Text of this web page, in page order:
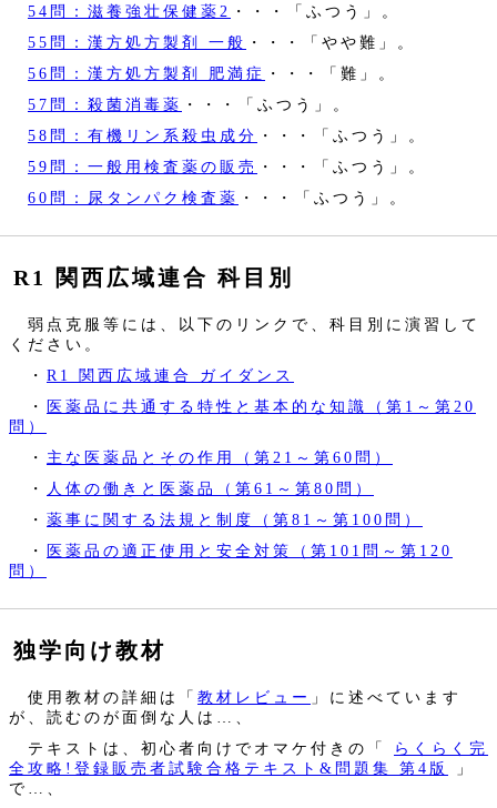
54問：滋養強壮保健薬2
・・・「ふつう」。
55問：漢方処方製剤 一般 ・・・「やや難」。
56問：漢方処方製剤 肥満症
・・・「難」。
57問：殺菌消毒薬 ・・・「ふつう」。
58問：有機リン系殺虫成分 ・・・「ふつう」。
59問：一般用検査薬の販売
・・・「ふつう」。
60問：尿タンパク検査薬 ・・・「ふつう」。
R1 関西広域連合 科目別
弱点克服等には、以下のリンクで、科目別に演習して
ください。
・ R1 関西広域連合 ガイダンス
・
医薬品に共通する特性と基本的な知識（第1～第20
問）
・ 主な医薬品とその作用（第21～第60問）
・
人体の働きと医薬品（第61～第80問）
・ 薬事に関する法規と制度（第81～第100問）
・
医薬品の適正使用と安全対策（第101問～第120
問）
独学向け教材
使用教材の詳細は「 教材レビュー 」に述べています
が、読むのが面倒な人は…、
テキストは、初心者向けでオマケ付きの「
らくらく完
全攻略!登録販売者試験合格テキスト&問題集 第4版
」
で…、